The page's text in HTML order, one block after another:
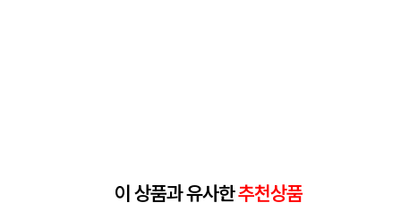
이 상품과 유사한추천상품